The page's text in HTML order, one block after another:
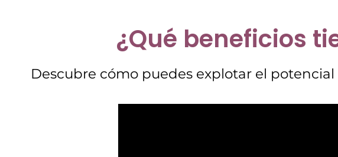
¿Qué beneficios
Descubre cómo puedes explotar el